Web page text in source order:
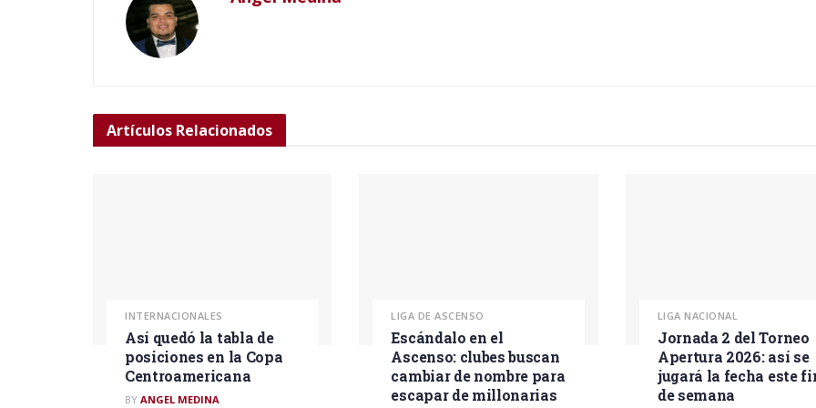
Artículos Relacionados
INTERNACIONALES
Así quedó la tabla de
posiciones en la Copa
Centroamericana
BY ANGEL MEDINA
LIGA DE ASCENSO
Escándalo en el
Ascenso: clubes buscan
cambiar de nombre para
escapar de millonarias
LIGA NACIONAL
Jornada 2 del Torneo
Apertura 2026: así se
jugará la fecha este
de semana